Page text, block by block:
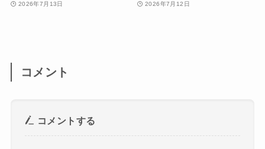
2026年7月13日 2026年7月12日
コメント
コメントする